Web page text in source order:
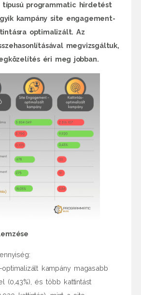
programmatic hirdetést
kampány site engagement-
optimalizált. Az
megvizsgáltuk,
éri meg jobban.
optimalizált kampány magasabb
(0,43%), és több kattintást